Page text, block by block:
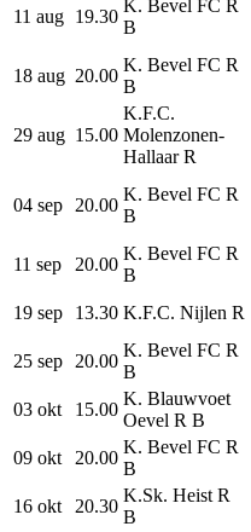
11 aug 19.30
K. Bevel FC R
B
18 aug 20.00
K. Bevel FC R
B
29 aug 15.00
K.F.C.
Molenzonen-
Hallaar R
04 sep 20.00
K. Bevel FC R
B
11 sep 20.00
K. Bevel FC R
B
19 sep 13.30 K.F.C. Nijlen R
25 sep 20.00
K. Bevel FC R
B
03 okt 15.00
K. Blauwvoet
Oevel R B
09 okt 20.00
K. Bevel FC R
B
16 okt 20.30
K.Sk. Heist R
B